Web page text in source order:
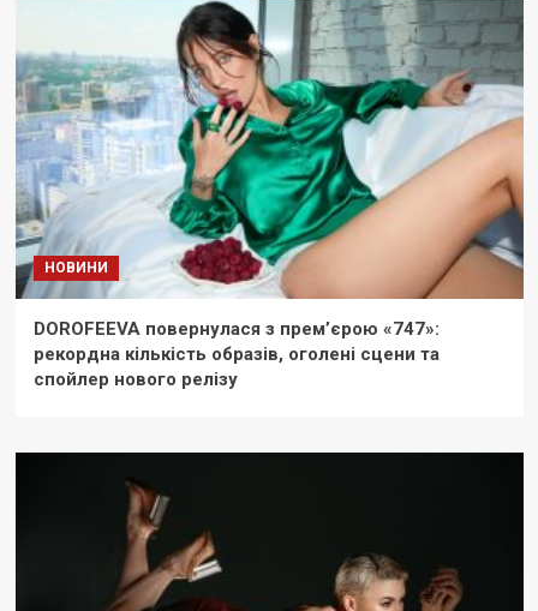
НОВИНИ
DOROFEEVA повернулася з прем’єрою «747»:
рекордна кількість образів, оголені сцени та
спойлер нового релізу